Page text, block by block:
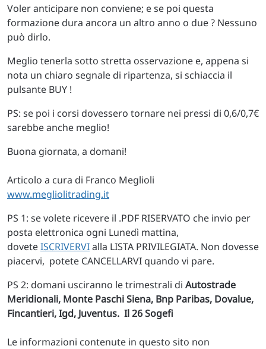
Voler anticipare non conviene; e se poi questa
formazione dura ancora un altro anno o due ? Nessuno
può dirlo.
Meglio tenerla sotto stretta osservazione e, appena si
nota un chiaro segnale di ripartenza, si schiaccia il
pulsante BUY !
PS: se poi i corsi dovessero tornare nei pressi di 0,6/0,7€
sarebbe anche meglio!
Buona giornata, a domani!
Articolo a cura di Franco Meglioli
www.megliolitrading.it
PS 1: se volete ricevere il .PDF RISERVATO che invio per
posta elettronica ogni Lunedì mattina,
doveteISCRIVERVIalla LISTA PRIVILEGIATA. Non dovesse
piacervi, potete CANCELLARVI quando vi pare.
PS 2: domani usciranno le trimestrali di Autostrade
Meridionali, Monte Paschi Siena, Bnp Paribas, Dovalue,
Fincantieri, Igd, Juventus. Il 26 Sogefi
Le informazioni contenute in questo sito non